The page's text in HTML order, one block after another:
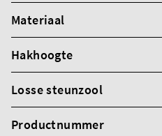
Materiaal
Hakhoogte
Losse steunzool
Productnummer